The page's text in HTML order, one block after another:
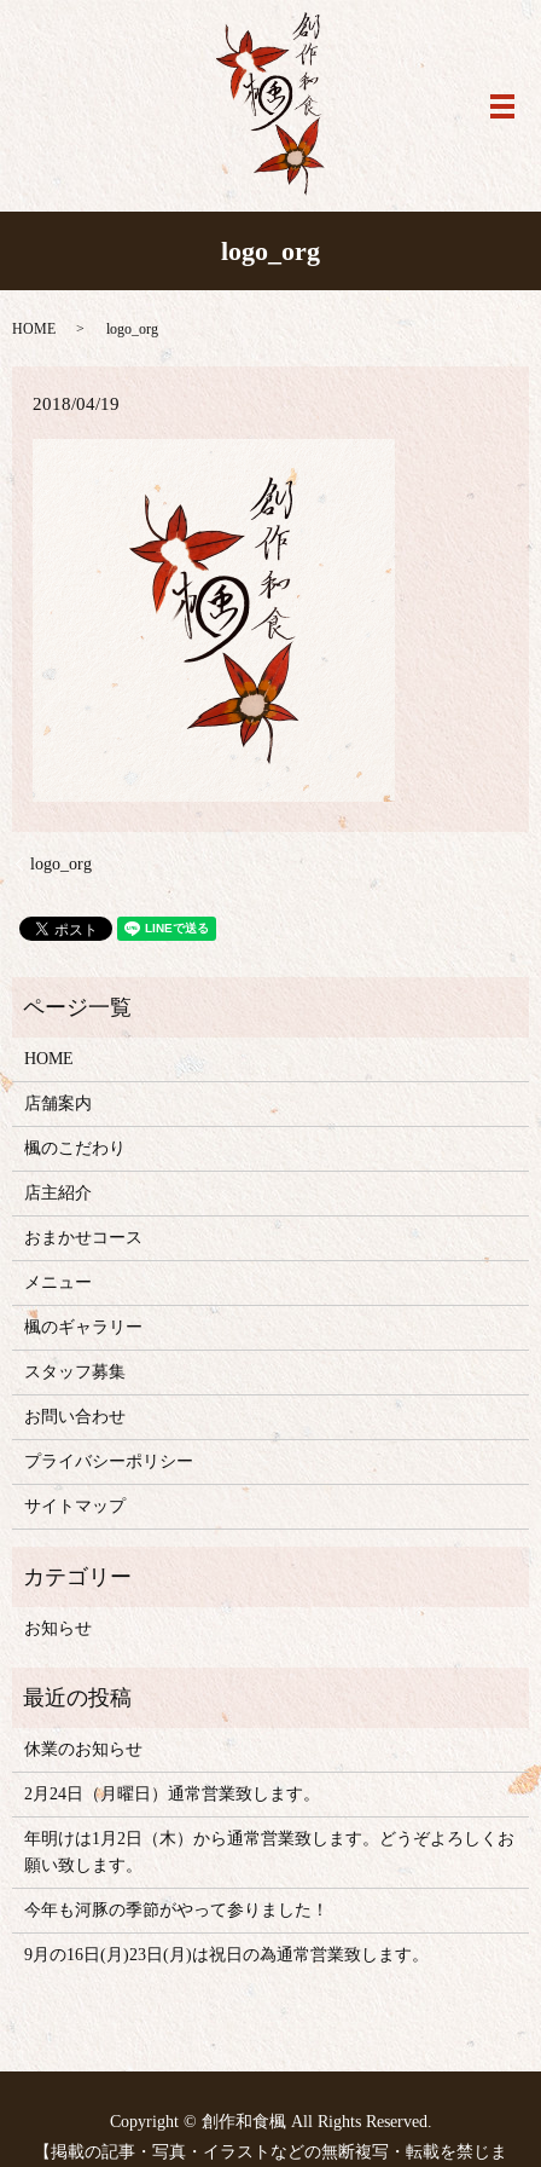
メ
logo_org
HOME logo_org
2018/04/19
logo_org
HOME
店舗案内
楓のこだわり
店主紹介
おまかせコース
メニュー
楓のギャラリー
スタッフ募集
お問い合わせ
プライバシーポリシー
サイトマップ
お知らせ
休業のお知らせ
2月24日（月曜日）通常営業致します。
年明けは1月2日（木）から通常営業致します。どうぞよろしくお
願い致します。
今年も河豚の季節がやって参りました！
9月の16日(月)23日(月)は祝日の為通常営業致します。
Copyright © 創作和食楓 All Rights Reserved.
【掲載の記事・写真・イラストなどの無断複写・転載を禁じま